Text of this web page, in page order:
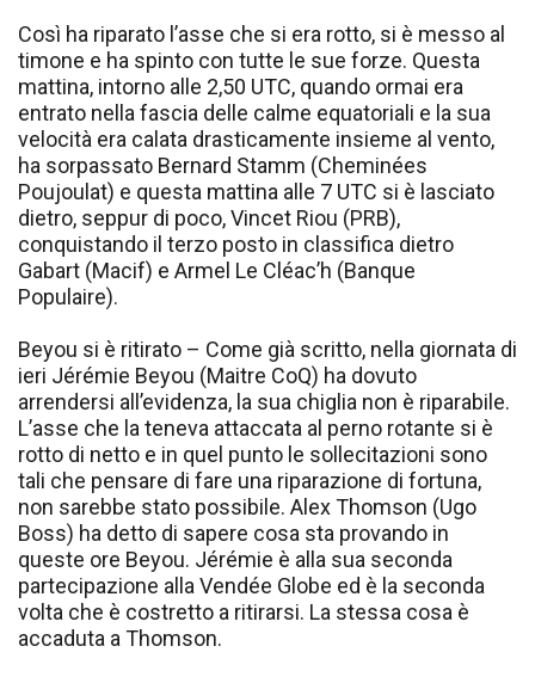
Così ha riparato l’asse che si era rotto, si è messo al
timone e ha spinto con tutte le sue forze. Questa
mattina, intorno alle 2,50 UTC, quando ormai era
entrato nella fascia delle calme equatoriali e la sua
velocità era calata drasticamente insieme al vento,
ha sorpassato Bernard Stamm (Cheminées
Poujoulat) e questa mattina alle 7 UTC si è lasciato
dietro, seppur di poco, Vincet Riou (PRB),
conquistando il terzo posto in classifica dietro
Gabart (Macif) e Armel Le Cléac’h (Banque
Populaire).
Beyou si è ritirato – Come già scritto, nella giornata di
ieri Jérémie Beyou (Maitre CoQ) ha dovuto
arrendersi all’evidenza, la sua chiglia non è riparabile.
L’asse che la teneva attaccata al perno rotante si è
rotto di netto e in quel punto le sollecitazioni sono
tali che pensare di fare una riparazione di fortuna,
non sarebbe stato possibile. Alex Thomson (Ugo
Boss) ha detto di sapere cosa sta provando in
queste ore Beyou. Jérémie è alla sua seconda
partecipazione alla Vendée Globe ed è la seconda
volta che è costretto a ritirarsi. La stessa cosa è
accaduta a Thomson.